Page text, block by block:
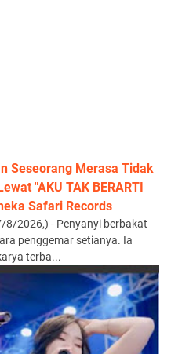
Seseorang Merasa Tidak
"AKU TAK BERARTI
Safari Records
8/2026,) - Penyanyi berbakat
penggemar setianya. Ia
terba...